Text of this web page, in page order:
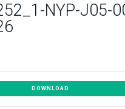
NYP-J05-
DOWNLOAD